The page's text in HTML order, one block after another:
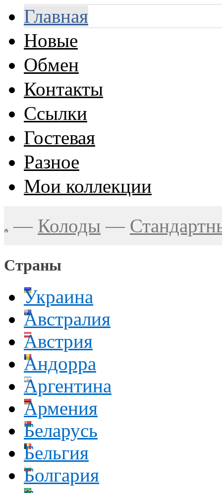
Главная
Новые
Обмен
Контакты
Ссылки
Гостевая
Разное
Мои коллекции
— Колоды —
Страны
Украина
Австралия
Австрия
Андорра
Аргентина
Армения
Беларусь
Бельгия
Болгария